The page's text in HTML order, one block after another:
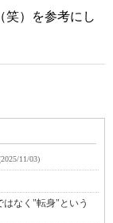
笑）を参考にし
11/03)
はなく"転身"という